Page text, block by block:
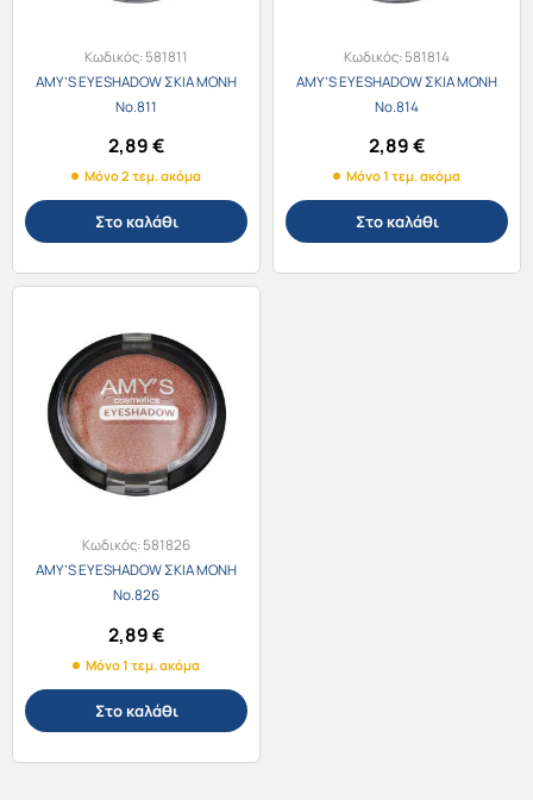
Κωδικός:581811
AMY’S EYESHADOW ΣΚΙΑ ΜΟΝΗ
No.811
2,89€
Μόνο 2 τεμ. ακόμα
Στο καλάθι
Κωδικός:581814
AMY’S EYESHADOW ΣΚΙΑ ΜΟΝΗ
No.814
2,89€
Μόνο 1 τεμ. ακόμα
Στο καλάθι
Κωδικός:581826
AMY’S EYESHADOW ΣΚΙΑ ΜΟΝΗ
No.826
2,89€
Μόνο 1 τεμ. ακόμα
Στο καλάθι